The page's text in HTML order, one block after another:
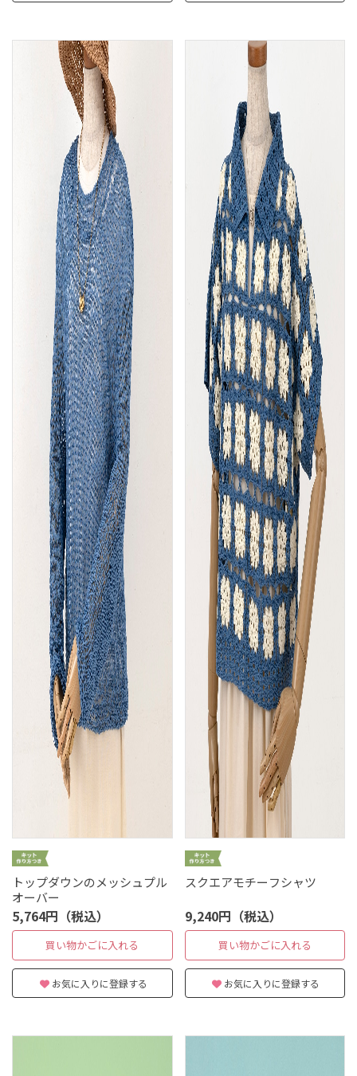
トップダウンのメッシュプル
オーバー
5,764円（税込）
買い物かごに入れる
お気に入りに登録する
スクエアモチーフシャツ
9,240円（税込）
買い物かごに入れる
お気に入りに登録する